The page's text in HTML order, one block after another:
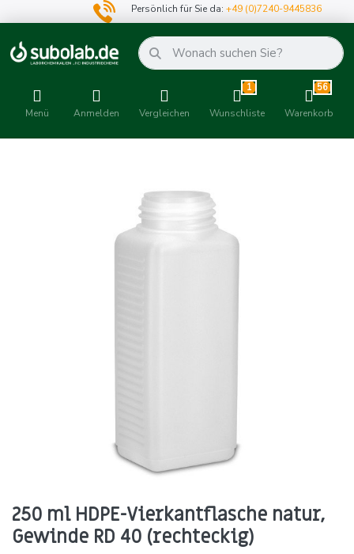
Persönlich für Sie da:+49 (0)7240-9445836
Menü Anmelden Vergleichen
1
Wunschliste
56
Warenkorb
250 ml HDPE-Vierkantflasche natur,
Gewinde RD 40 (rechteckig)